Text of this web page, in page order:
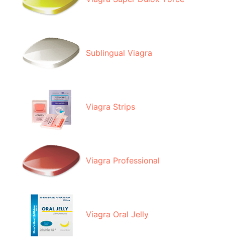
Sublingual Viagra
Viagra Strips
Viagra Professional
Viagra Oral Jelly